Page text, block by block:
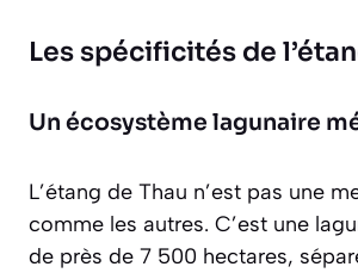
Les spécificités de
Un écosystème lagunaire
L’étang de Thau n’est pas une
comme les autres. C’est une
de près de 7 500 hectares,